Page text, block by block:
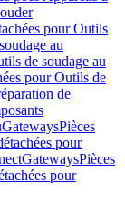
pour Outils
au
de soudage au
pour Outils de
de
GatewaysPièces
pour
GatewaysPièces
pour